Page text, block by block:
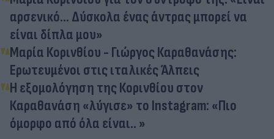
αρσενικό... Δύσκολα ένας άντρας μπορεί να
είναι δίπλα μου»
Μαρία Κορινθίου - Γιώργος Καραθανάσης:
Ερωτευμένοι στις ιταλικές Άλπεις
Η εξομολόγηση της Κορινθίου στον
Καραθανάση «λύγισε» το Instagram: «Πιο
όμορφο από όλα είναι.. »